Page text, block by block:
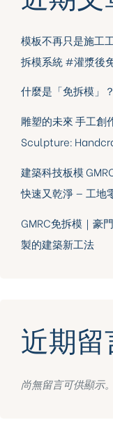
模板不再只是施工
拆模系統 #灌漿後
什麼是「免拆模」
雕塑的未來 手工創
Sculpture:
建築科技板模
快速又乾淨 — 工地
GMRC免拆模｜豪
製的建築新工法
近期留
尚無留言可供顯示。